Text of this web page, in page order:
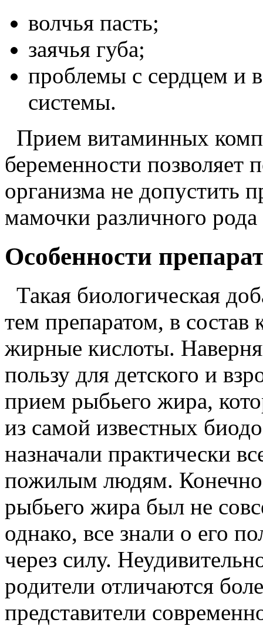
волчья пасть;
заячья губа;
проблемы с сердцем и
системы.
Прием витаминных
беременности
организма не допустить
мамочки различного рода
Особенности
Такая биологическая
тем препаратом, в состав
жирные кислоты.
пользу для детского и
прием рыбьего жира,
из самой известных
назначали практически
пожилым людям.
рыбьего жира был не
однако, все знали о его
через силу.
родители отличаются
представители